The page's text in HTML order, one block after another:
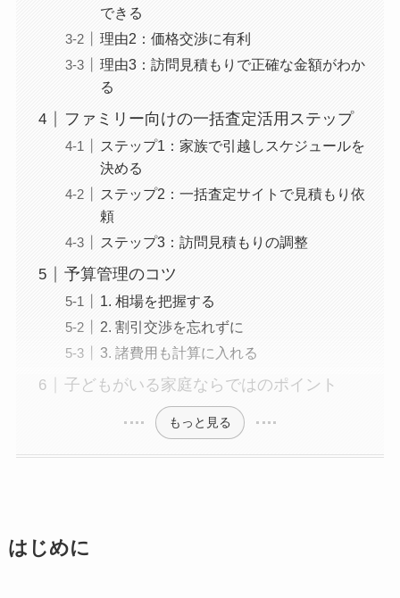
できる
理由2：価格交渉に有利
理由3：訪問見積もりで正確な金額がわか
る
ファミリー向けの一括査定活用ステップ
ステップ1：家族で引越しスケジュールを
決める
ステップ2：一括査定サイトで見積もり依
頼
ステップ3：訪問見積もりの調整
予算管理のコツ
1. 相場を把握する
2. 割引交渉を忘れずに
3. 諸費用も計算に入れる
子どもがいる家庭ならではのポイント
もっと見る
はじめに